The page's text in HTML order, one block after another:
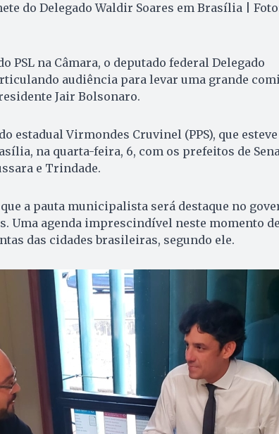
do Delegado Waldir Soares em Brasília |
PSL na Câmara, o deputado federal Delegado
audiência para levar uma grande
Jair Bolsonaro.
estadual Virmondes Cruvinel (PPS), que
na quarta-feira, 6, com os prefeitos de
e Trindade.
a pauta municipalista será destaque no
Uma agenda imprescindível neste momento de
das cidades brasileiras, segundo ele.